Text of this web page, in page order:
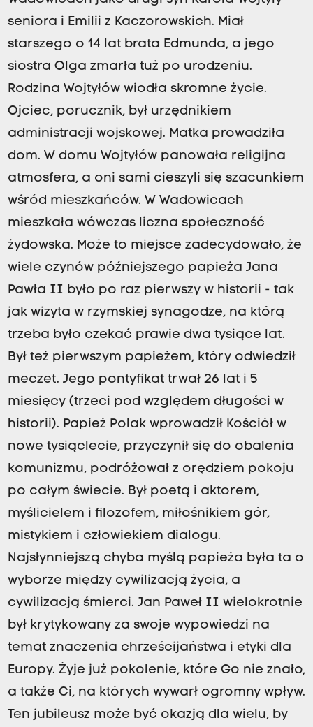
seniora i Emilii z Kaczorowskich. Miał
starszego o 14 lat brata Edmunda, a jego
siostra Olga zmarła tuż po urodzeniu.
Rodzina Wojtyłów wiodła skromne życie.
Ojciec, porucznik, był urzędnikiem
administracji wojskowej. Matka prowadziła
dom. W domu Wojtyłów panowała religijna
atmosfera, a oni sami cieszyli się szacunkiem
wśród mieszkańców. W Wadowicach
mieszkała wówczas liczna społeczność
żydowska. Może to miejsce zadecydowało, że
wiele czynów późniejszego papieża Jana
Pawła II było po raz pierwszy w historii - tak
jak wizyta w rzymskiej synagodze, na którą
trzeba było czekać prawie dwa tysiące lat.
Był też pierwszym papieżem, który odwiedził
meczet. Jego pontyfikat trwał 26 lat i 5
miesięcy (trzeci pod względem długości w
historii). Papież Polak wprowadził Kościół w
nowe tysiąclecie, przyczynił się do obalenia
komunizmu, podróżował z orędziem pokoju
po całym świecie. Był poetą i aktorem,
myślicielem i filozofem, miłośnikiem gór,
mistykiem i człowiekiem dialogu.
Najsłynniejszą chyba myślą papieża była ta o
wyborze między cywilizacją życia, a
cywilizacją śmierci. Jan Paweł II wielokrotnie
był krytykowany za swoje wypowiedzi na
temat znaczenia chrześcijaństwa i etyki dla
Europy. Żyje już pokolenie, które Go nie znało,
a także Ci, na których wywarł ogromny wpływ.
Ten jubileusz może być okazją dla wielu, by